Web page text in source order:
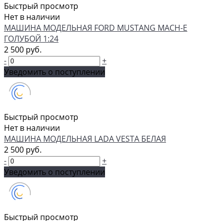
Быстрый просмотр
Нет в наличии
МАШИНА МОДЕЛЬНАЯ FORD MUSTANG MACH-E
ГОЛУБОЙ 1:24
2 500 руб.
-
+
Уведомить о поступлении
Быстрый просмотр
Нет в наличии
МАШИНА МОДЕЛЬНАЯ LADA VESTA БЕЛАЯ
2 500 руб.
-
+
Уведомить о поступлении
Быстрый просмотр